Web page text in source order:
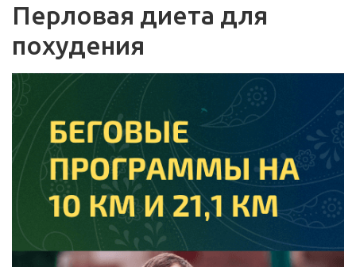
Перловая диета для
похудения